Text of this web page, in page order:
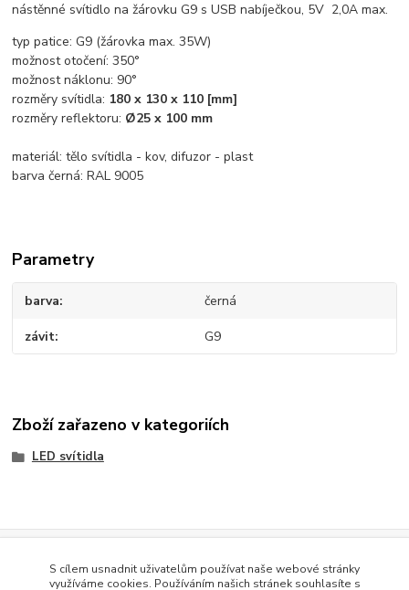
nástěnné svítidlo na žárovku G9 s USB nabíječkou, 5V 2,0A max.
typ patice: G9 (žárovka max. 35W)
možnost otočení: 350°
možnost náklonu: 90°
rozměry svítidla: 180 x 130 x 110 [mm]
rozměry reflektoru: Ø25 x 100 mm
materiál: tělo svítidla - kov, difuzor - plast
barva černá: RAL 9005
Parametry
barva černá
závit G9
Zboží zařazeno v kategoriích
LED svítidla
Podle zákona o evidenci tržeb je prodávající povinen vystavit
S cílem usnadnit uživatelům používat naše webové stránky
využíváme cookies. Používáním našich stránek souhlasíte s